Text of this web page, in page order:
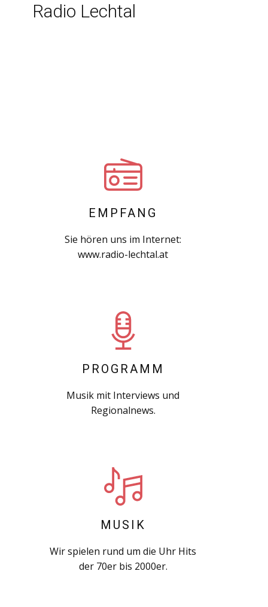
Radio Lechtal
EMPFANG
Sie hören uns im Internet:
www.radio-lechtal.at
PROGRAMM
Musik mit Interviews und
Regionalnews.
MUSIK
Wir spielen rund um die Uhr Hits
der 70er bis 2000er.